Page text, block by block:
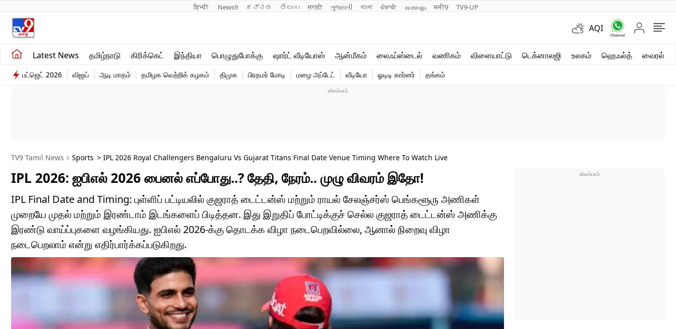
हिन्दी News9 ಕನ್ನಡ తెలుగు मराठी ગુજરાતી বাংলা ਪੰਜਾਬੀ മലയാളം मनी9 TV9-UP
AQI
Latest News தமிழ்நாடு கிரிக்கெட் இந்தியா பொழுதுபோக்கு ஷார்ட் வீடியோஸ் ஆன்மீகம் லைஃப்ஸ்டைல் வணிகம் விளையாட்டு டெக்னாலஜி உலகம் ஹெஃல்த் வைரல்
சமீபத்திய செய்திகள்
தமிழ்நாடு
விளையாட்டு
வணிகம்
வைரல்
பட்ஜெட் 2026 விஜய் ஆடி மாதம் தமிழக வெற்றிக் கழகம் திமுக பிரதமர் மோடி மழை அப்டேட் வீடியோ ஓடிடி கார்னர் தங்கம்
TV9 Tamil News Sports > IPL 2026 Royal Challengers Bengaluru Vs Gujarat Titans Final Date Venue Timing Where To Watch Live
IPL 2026: ஐபிஎல் 2026 பைனல் எப்போது..? தேதி, நேரம்.. முழு விவரம் இதோ!
IPL Final Date and Timing: புள்ளிப் பட்டியலில் குஜராத் டைட்டன்ஸ் மற்றும் ராயல் சேலஞ்சர்ஸ் பெங்களூரு அணிகள்
முறையே முதல் மற்றும் இரண்டாம் இடங்களைப் பிடித்தன. இது இறுதிப் போட்டிக்குச் செல்ல குஜராத் டைட்டன்ஸ் அணிக்கு
இரண்டு வாய்ப்புகளை வழங்கியது. ஐபிஎல் 2026-க்கு தொடக்க விழா நடைபெறவில்லை, ஆனால் நிறைவு விழா
நடைபெறலாம் என்று எதிர்பார்க்கப்படுகிறது.